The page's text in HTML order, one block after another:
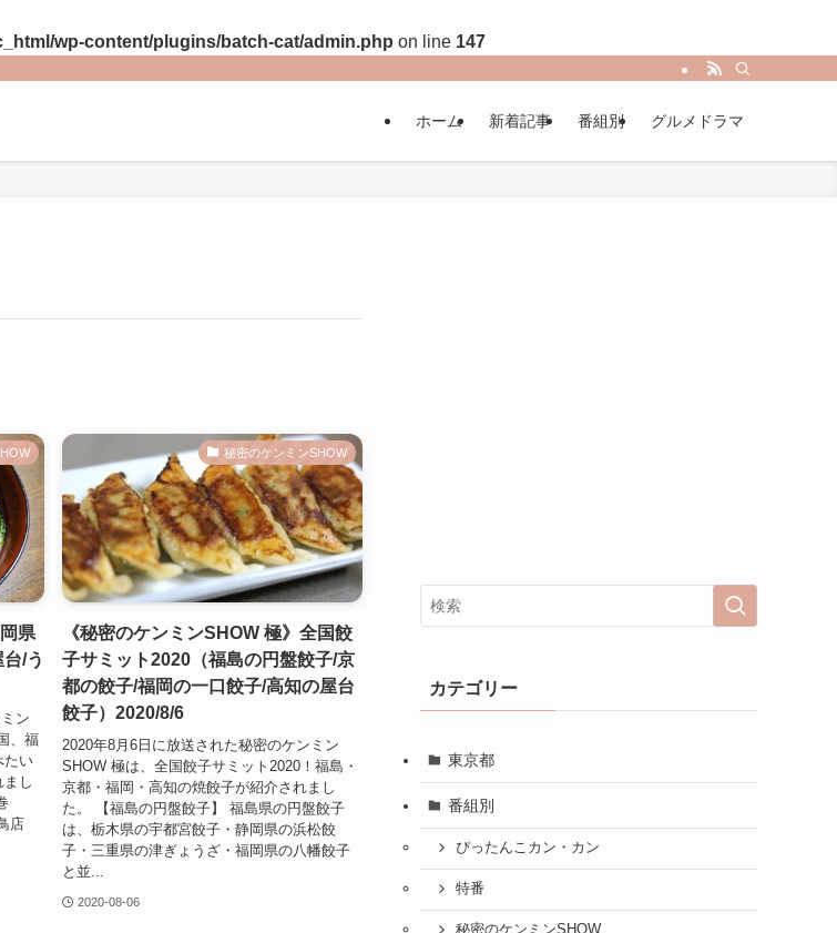
wp-content/plugins/batch-cat/admin.php on line 147
ホーム 新着記事 番組別 グルメドラマ
県
/う
ン
、福
たい
し
店
秘密のケンミンSHOW
《秘密のケンミンSHOW 極》全国餃
子サミット2020（福島の円盤餃子/京
都の餃子/福岡の一口餃子/高知の屋台
餃子）2020/8/6
2020年8月6日に放送された秘密のケンミン
SHOW 極は、全国餃子サミット2020！福島・
京都・福岡・高知の焼餃子が紹介されまし
た。 【福島の円盤餃子】 福島県の円盤餃子
は、栃木県の宇都宮餃子・静岡県の浜松餃
子・三重県の津ぎょうざ・福岡県の八幡餃子
と並...
2020-08-06
カテゴリー
東京都
番組別
ぴったんこカン・カン
特番
秘密のケンミンSHOW